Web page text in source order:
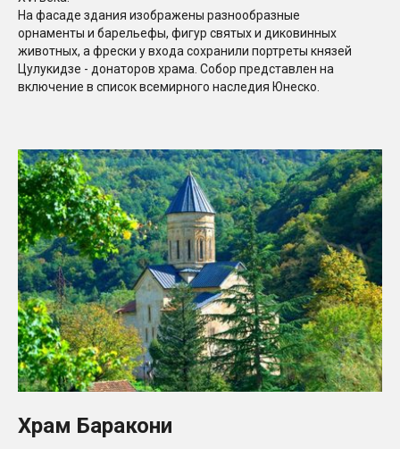
На фасаде здания изображены разнообразные
орнаменты и барельефы, фигур святых и диковинных
животных, а фрески у входа сохранили портреты князей
Цулукидзе - донаторов храма. Собор представлен на
включение в список всемирного наследия Юнеско.
Храм Баракони